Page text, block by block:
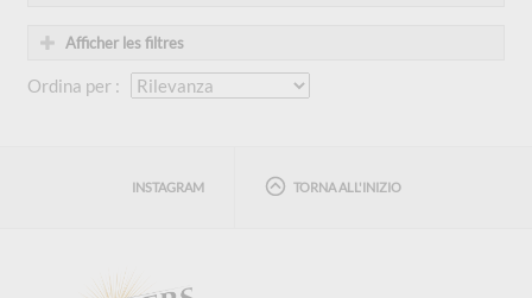
Afficher les filtres
Ordina per :
INSTAGRAM TORNA ALL'INIZIO